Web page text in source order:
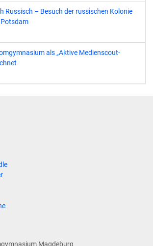
Russisch – Besuch der russischen Kolonie
als „Aktive Medienscout-
Magdeburg